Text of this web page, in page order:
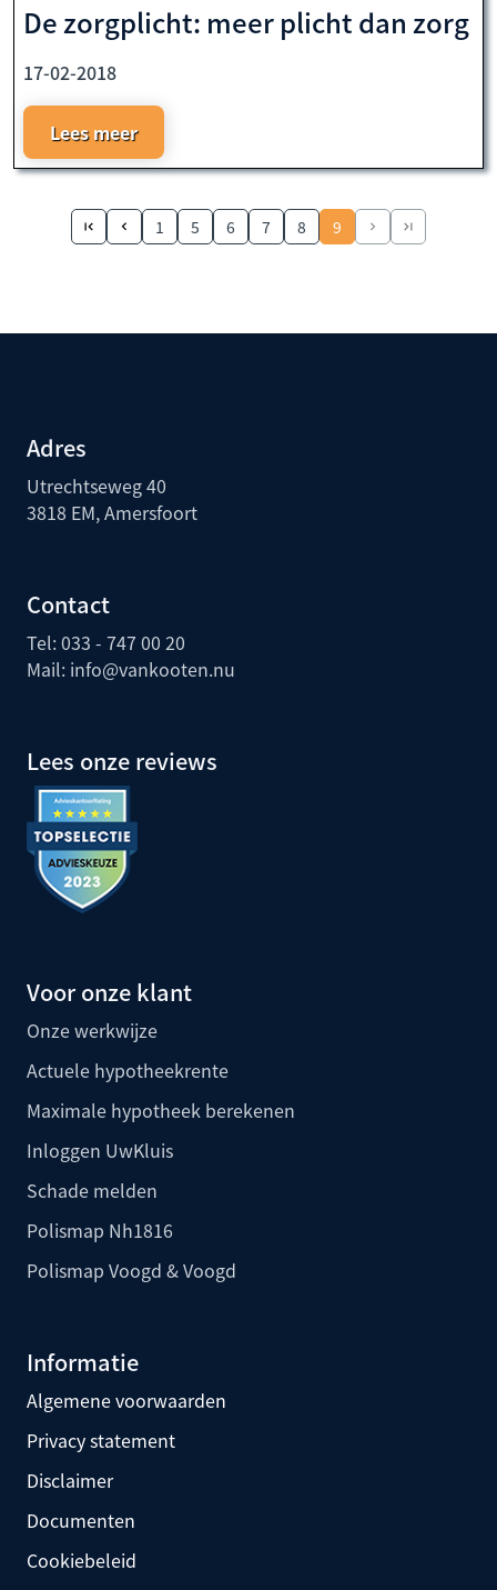
De zorgplicht: meer plicht dan zorg
17-02-2018
Lees meer
1 5 6 7 8 9
Adres
Utrechtseweg 40
3818 EM, Amersfoort
Contact
Tel: 033 - 747 00 20
Mail: info@vankooten.nu
Lees onze reviews
Voor onze klant
Onze werkwijze
Actuele hypotheekrente
Maximale hypotheek berekenen
Inloggen UwKluis
Schade melden
Polismap Nh1816
Polismap Voogd & Voogd
Informatie
Algemene voorwaarden
Privacy statement
Disclaimer
Documenten
Cookiebeleid